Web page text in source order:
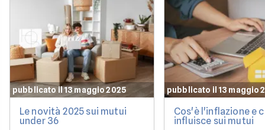
pubblicato il 13 maggio 2025
Le novità 2025 sui mutui
under 36
pubblicato il 13 maggio
Cos'è l'inflazione e
influisce sui mutui